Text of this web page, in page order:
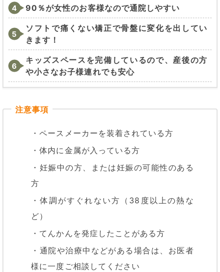
90％が女性のお客様なので通院しやすい
ソフトで痛くない矯正で骨盤に変化を出してい
きます！
キッズスペースを完備しているので、産後の方
や小さなお子様連れでも安心
・ペースメーカーを装着されている方
・体内に金属が入っている方
・妊娠中の方、または妊娠の可能性のある
方
・体調がすぐれない方（38度以上の熱な
ど）
・てんかんを発症したことがある方
・通院や治療中などがある場合は、お医者
様に一度ご相談してください